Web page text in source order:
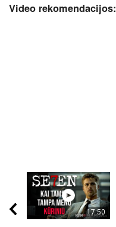
Video rekomendacijos:
17:50